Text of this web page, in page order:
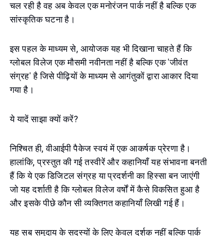
चल रही है वह अब केवल एक मनोरंजन पार्क नहीं है बल्कि एक
सांस्कृतिक घटना है।
इस पहल के माध्यम से, आयोजक यह भी दिखाना चाहते हैं कि
ग्लोबल विलेज एक मौसमी नवीनता नहीं है बल्कि एक 'जीवंत
संग्रह' है जिसे पीढ़ियों के माध्यम से आगंतुकों द्वारा आकार दिया
गया है।
ये यादें साझा क्यों करें?
निश्चित ही, वीआईपी पैकेज स्वयं में एक आकर्षक प्रेरणा है।
हालांकि, प्रस्तुत की गई तस्वीरें और कहानियाँ यह संभावना बनती
हैं कि ये एक डिजिटल संग्रह या प्रदर्शनी का हिस्सा बन जाएंगी
जो यह दर्शाती है कि ग्लोबल विलेज वर्षों में कैसे विकसित हुआ है
और इसके पीछे कौन सी व्यक्तिगत कहानियाँ लिखी गई हैं।
यह सब समुदाय के सदस्यों के लिए केवल दर्शक नहीं बल्कि पार्क